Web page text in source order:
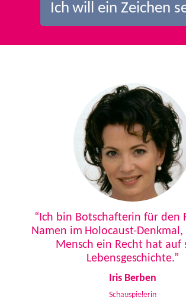
Ich will ein Zeichen
“Ich bin Botschafterin für den
Namen im Holocaust-
Mensch ein Recht hat auf
Lebensgeschichte.”
Iris Berben
Schauspielerin